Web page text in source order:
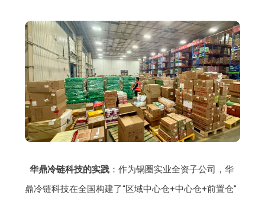
华鼎冷链科技的实践：作为锅圈实业全资子公司，华
鼎冷链科技在全国构建了“区域中心仓+中心仓+前置仓”